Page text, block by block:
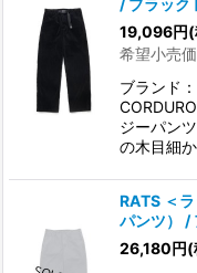
/ ブラック
19,096円
希望小売
ブランド
ジーパン
の木目細
RATS ＜
パンツ） /
26,180円(